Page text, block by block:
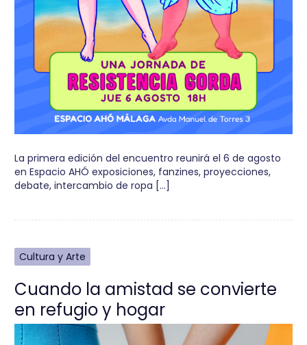
La primera edición del encuentro reunirá el 6 de agosto
en Espacio AHÓ exposiciones, fanzines, proyecciones,
debate, intercambio de ropa […]
Cultura y Arte
Cuando la amistad se convierte
en refugio y hogar